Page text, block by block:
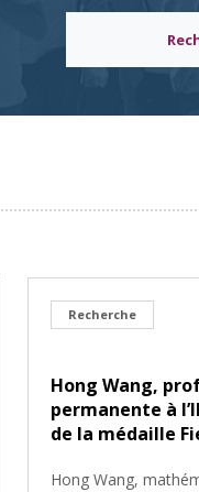
Recherche
Hong Wang,
permanente à
de la médaille
Hong Wang,